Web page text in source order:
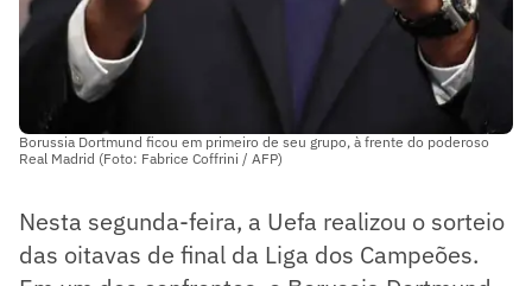
Borussia Dortmund ficou em primeiro de seu grupo, à frente do poderoso
Real Madrid (Foto: Fabrice Coffrini / AFP)
Nesta segunda-feira, a Uefa realizou o sorteio
das oitavas de final da Liga dos Campeões.